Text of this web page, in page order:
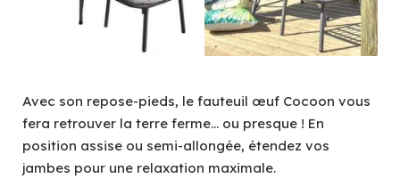
Avec son repose-pieds, le fauteuil œuf Cocoon vous
fera retrouver la terre ferme… ou presque ! En
position assise ou semi-allongée, étendez vos
jambes pour une relaxation maximale.